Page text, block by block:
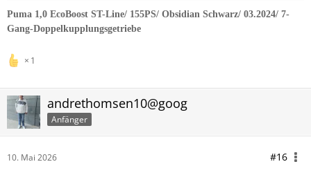
Puma 1,0 EcoBoost ST-Line/ 155PS/ Obsidian Schwarz/ 03.2024/ 7-
Gang-Doppelkupplungsgetriebe
1
andrethomsen10@goog
Anfänger
10. Mai 2026 #16